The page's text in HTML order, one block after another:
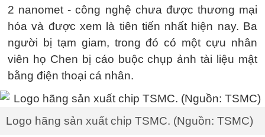
2 nanomet - công nghệ chưa được thương mại
hóa và được xem là tiên tiến nhất hiện nay. Ba
người bị tạm giam, trong đó có một cựu nhân
viên họ Chen bị cáo buộc chụp ảnh tài liệu mật
bằng điện thoại cá nhân.
Logo hãng sản xuất chip TSMC. (Nguồn: TSMC)